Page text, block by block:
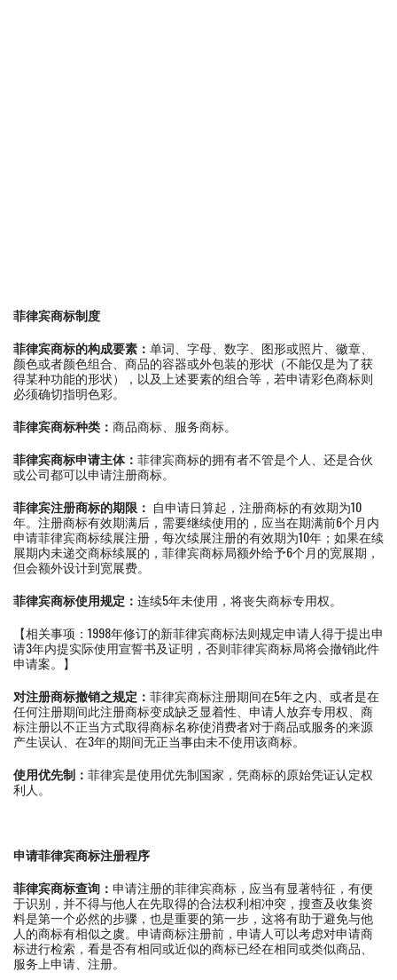
菲律宾商标制度
菲律宾商标的构成要素： 单词、字母、数字、图形或照片、徽章、
颜色或者颜色组合、商品的容器或外包装的形状（不能仅是为了获
得某种功能的形状），以及上述要素的组合等，若申请彩色商标则
必须确切指明色彩。
菲律宾商标种类： 商品商标、服务商标。
菲律宾商标申请主体： 菲律宾商标的拥有者不管是个人、还是合伙
或公司都可以申请注册商标。
菲律宾注册商标的期限： 自申请日算起，注册商标的有效期为10
年。注册商标有效期满后，需要继续使用的，应当在期满前6个月内
申请菲律宾商标续展注册，每次续展注册的有效期为10年；如果在续
展期内未递交商标续展的，菲律宾商标局额外给予6个月的宽展期，
但会额外设计到宽展费。
菲律宾商标使用规定： 连续5年未使用，将丧失商标专用权。
【相关事项：1998年修订的新菲律宾商标法则规定申请人得于提出申
请3年内提实际使用宣誓书及证明，否则菲律宾商标局将会撤销此件
申请案。】
对注册商标撤销之规定： 菲律宾商标注册期间在5年之内、或者是在
任何注册期间此注册商标变成缺乏显着性、申请人放弃专用权、商
标注册以不正当方式取得商标名称使消费者对于商品或服务的来源
产生误认、在3年的期间无正当事由未不使用该商标。
使用优先制： 菲律宾是使用优先制国家，凭商标的原始凭证认定权
利人。
申请菲律宾商标注册程序
菲律宾商标查询 ： 申请注册的菲律宾商标，应当有显著特征，有便
于识别，并不得与他人在先取得的合法权利相冲突，搜查及收集资
料是第一个必然的步骤，也是重要的第一步，这将有助于避免与他
人的商标有相似之虞。申请商标注册前，申请人可以考虑对申请商
标进行检索，看是否有相同或近似的商标已经在相同或类似商品、
服务上申请、注册。